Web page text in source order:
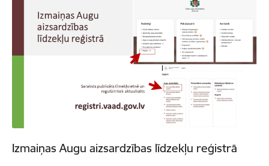
Izmaiņas Augu aizsardzības līdzekļu reģistrā